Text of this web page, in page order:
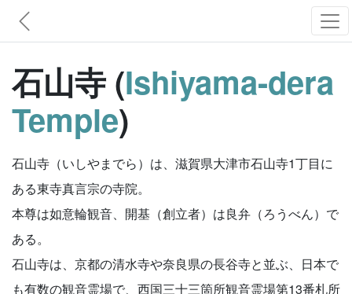
石山寺 (Ishiyama-dera
Temple)
石山寺（いしやまでら）は、滋賀県大津市石山寺1丁目に
ある東寺真言宗の寺院。
本尊は如意輪観音、開基（創立者）は良弁（ろうべん）で
ある。
石山寺は、京都の清水寺や奈良県の長谷寺と並ぶ、日本で
も有数の観音霊場で、西国三十三箇所観音霊場第13番札所